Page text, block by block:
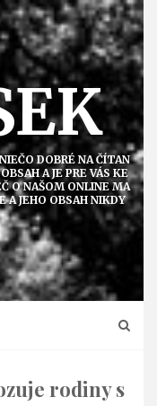
DOBRÉ NA ČÍTAN
A JE PRE VÁS KE
O NAŠOM ONLINE MA
A JEHO OBSAH NIKDY
rodiny s